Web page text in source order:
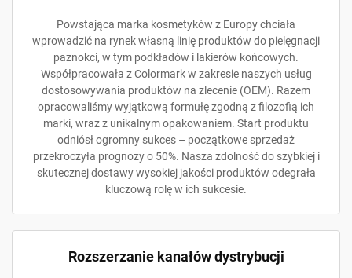
Powstająca marka kosmetyków z Europy chciała
wprowadzić na rynek własną linię produktów do pielęgnacji
paznokci, w tym podkładów i lakierów końcowych.
Współpracowała z Colormark w zakresie naszych usług
dostosowywania produktów na zlecenie (OEM). Razem
opracowaliśmy wyjątkową formułę zgodną z filozofią ich
marki, wraz z unikalnym opakowaniem. Start produktu
odniósł ogromny sukces – początkowe sprzedaż
przekroczyła prognozy o 50%. Nasza zdolność do szybkiej i
skutecznej dostawy wysokiej jakości produktów odegrała
kluczową rolę w ich sukcesie.
Rozszerzanie kanałów dystrybucji